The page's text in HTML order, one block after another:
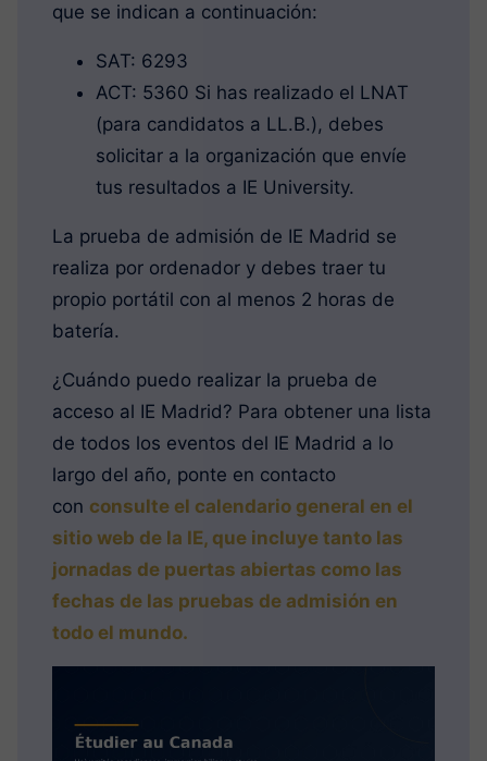
que se indican a continuación:
SAT: 6293
ACT: 5360 Si has realizado el LNAT
(para candidatos a LL.B.), debes
solicitar a la organización que envíe
tus resultados a IE University.
La prueba de admisión de IE Madrid se
realiza por ordenador y debes traer tu
propio portátil con al menos 2 horas de
batería.
¿Cuándo puedo realizar la prueba de
acceso al IE Madrid? Para obtener una lista
de todos los eventos del IE Madrid a lo
largo del año, ponte en contacto
con consulte el calendario general en el
sitio web de la IE, que incluye tanto las
jornadas de puertas abiertas como las
fechas de las pruebas de admisión en
todo el mundo.